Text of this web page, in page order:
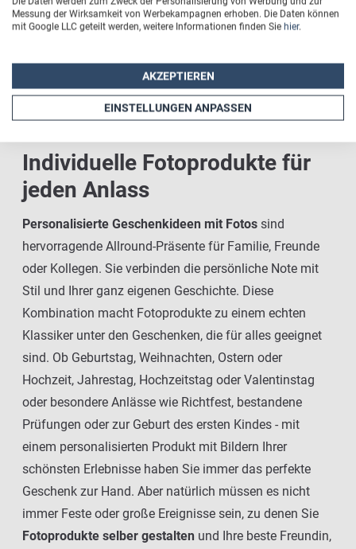
Individuelle Fotoprodukte für
jeden Anlass
Personalisierte Geschenkideen mit Fotos sind
hervorragende Allround-Präsente für Familie, Freunde
oder Kollegen. Sie verbinden die persönliche Note mit
Stil und Ihrer ganz eigenen Geschichte. Diese
Kombination macht Fotoprodukte zu einem echten
Klassiker unter den Geschenken, die für alles geeignet
sind. Ob Geburtstag, Weihnachten, Ostern oder
Hochzeit, Jahrestag, Hochzeitstag oder Valentinstag
oder besondere Anlässe wie Richtfest, bestandene
Prüfungen oder zur Geburt des ersten Kindes - mit
einem personalisierten Produkt mit Bildern Ihrer
schönsten Erlebnisse haben Sie immer das perfekte
Geschenk zur Hand. Aber natürlich müssen es nicht
immer Feste oder große Ereignisse sein, zu denen Sie
Fotoprodukte selber gestalten und Ihre beste Freundin,
Messung der Wirksamkeit von Werbekampagnen erhoben. Die Daten können
mit Google LLC geteilt werden, weitere Informationen finden Sie hier.
AKZEPTIEREN
EINSTELLUNGEN ANPASSEN